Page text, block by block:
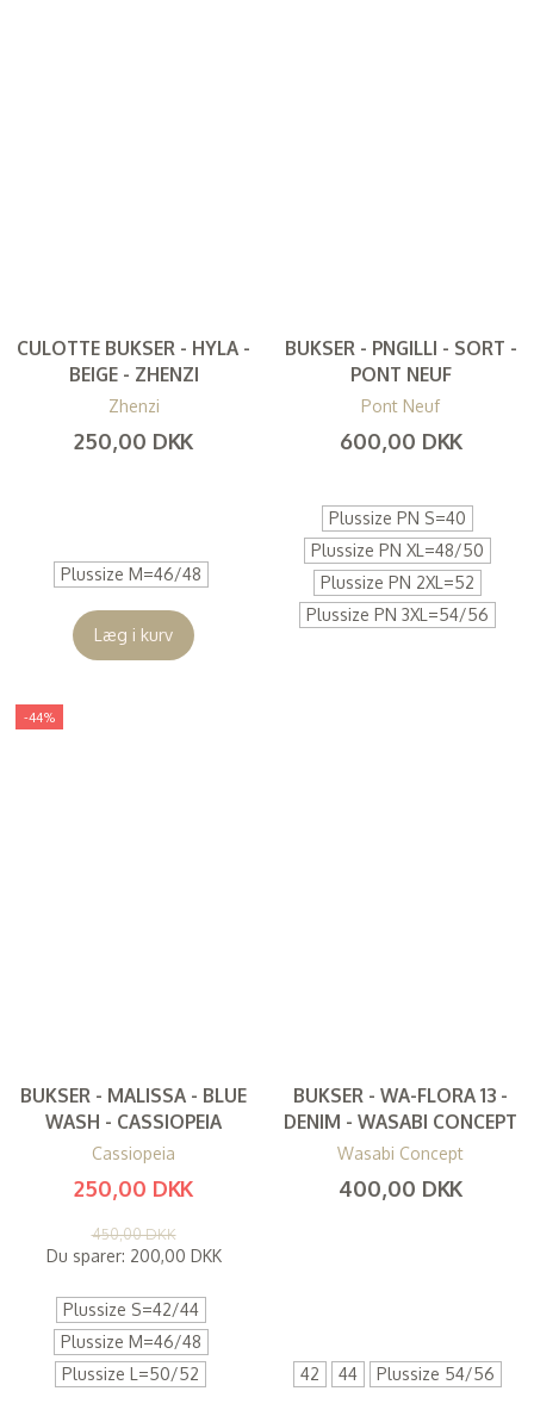
CULOTTE BUKSER - HYLA -
BEIGE - ZHENZI
Zhenzi
250,00 DKK
Plussize M=46/48
Læg i kurv
BUKSER - PNGILLI - SORT -
PONT NEUF
Pont Neuf
600,00 DKK
Plussize PN S=40
Plussize PN XL=48/50
Plussize PN 2XL=52
Plussize PN 3XL=54/56
-44%
BUKSER - MALISSA - BLUE
WASH - CASSIOPEIA
Cassiopeia
250,00 DKK
450,00 DKK
Du sparer: 200,00 DKK
Plussize S=42/44
Plussize M=46/48
Plussize L=50/52
BUKSER - WA-FLORA 13 -
DENIM - WASABI CONCEPT
Wasabi Concept
400,00 DKK
42 44 Plussize 54/56